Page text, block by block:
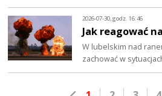
2026-07-30, godz. 16:46
Jak reagować
W lubelskim nad
zachować w